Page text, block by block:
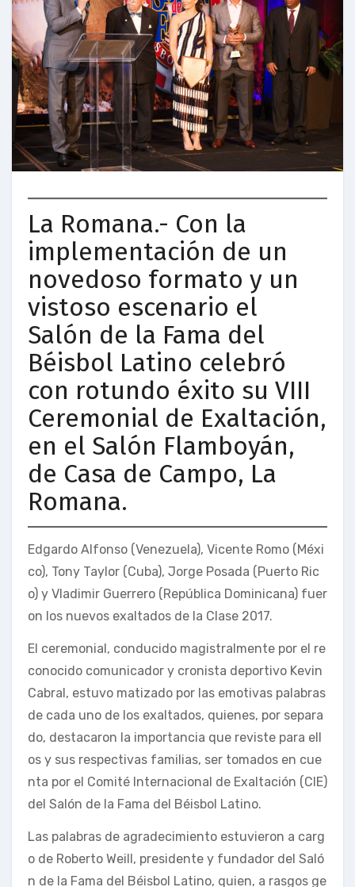
La Romana.- Con la
implementación de un
novedoso formato y un
vistoso escenario el
Salón de la Fama del
Béisbol Latino celebró
con rotundo éxito su VIII
Ceremonial de Exaltación,
en el Salón Flamboyán,
de Casa de Campo, La
Romana.
Edgardo Alfonso (Venezuela), Vicente Romo (Méxi
co), Tony Taylor (Cuba), Jorge Posada (Puerto Ric
o) y Vladimir Guerrero (República Dominicana) fuer
on los nuevos exaltados de la Clase 2017.
El ceremonial, conducido magistralmente por el re
conocido comunicador y cronista deportivo Kevin
Cabral, estuvo matizado por las emotivas palabras
de cada uno de los exaltados, quienes, por separa
do, destacaron la importancia que reviste para ell
os y sus respectivas familias, ser tomados en cue
nta por el Comité Internacional de Exaltación (CIE)
del Salón de la Fama del Béisbol Latino.
Las palabras de agradecimiento estuvieron a carg
o de Roberto Weill, presidente y fundador del Saló
n de la Fama del Béisbol Latino, quien, a rasgos ge